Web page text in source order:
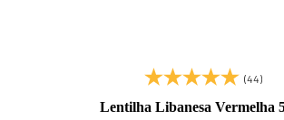
(44)
Lentilha Libanesa Vermelha